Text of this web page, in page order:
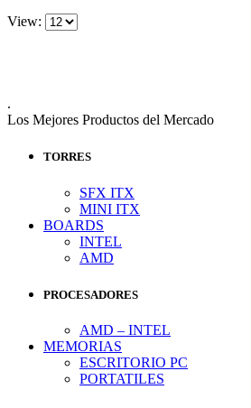
View:
.
Los Mejores Productos del Mercado
TORRES
SFX ITX
MINI ITX
BOARDS
INTEL
AMD
PROCESADORES
AMD – INTEL
MEMORIAS
ESCRITORIO PC
PORTATILES